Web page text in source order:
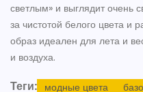
светлым» и выглядит очень
за чистотой белого цвета и
образ идеален для лета и
и воздуха.
Теги: модные цвета